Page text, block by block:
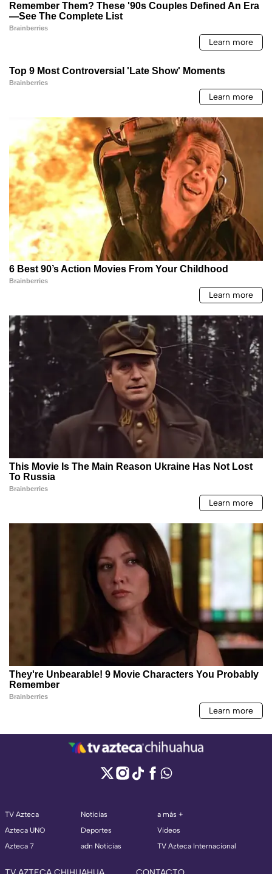
TV Azteca
Azteca UNO
Azteca 7
Noticias
Deportes
adn Noticias
a más +
Videos
TV Azteca Internacional